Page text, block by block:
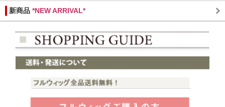
新商品 *NEW ARRIVAL*